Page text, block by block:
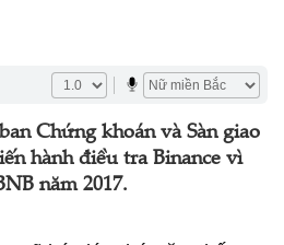
Chứng khoán và Sàn giao
hành điều tra Binance vì
năm 2017.